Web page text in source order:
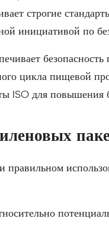
строгие
инициативой по
цикла пищевой
ISO для повышения